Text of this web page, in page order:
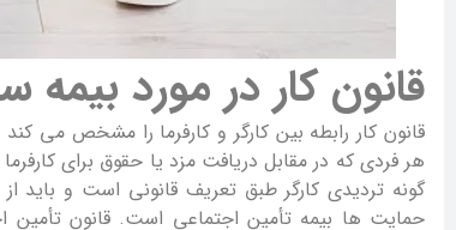
قانون کار در مورد بیمه
هر فردی که در مقابل دریافت مزد یا حقوق برای
گونه تردیدی کارگر طبق تعریف قانونی است و باید